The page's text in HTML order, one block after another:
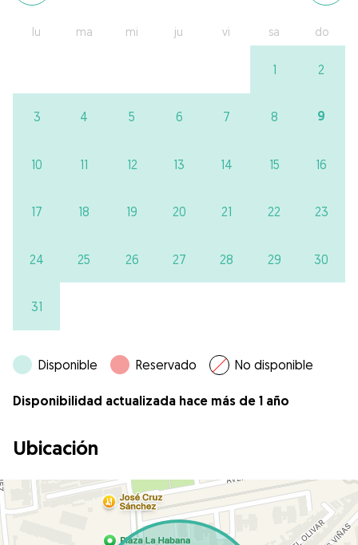
lu ma mi ju vi sa do
1 2
3 4 5 6 7 8 9
10 11 12 13 14 15 16
17 18 19 20 21 22 23
24 25 26 27 28 29 30
31
Disponible Reservado No disponible
Disponibilidad actualizada hace más de 1 año
Ubicación